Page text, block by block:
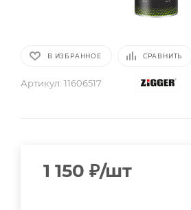
В ИЗБРАННОЕ СРАВНИТЬ
Артикул: 11606517
1 150 ₽/шт